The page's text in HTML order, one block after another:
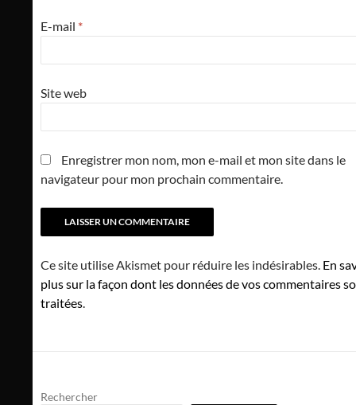
E-mail *
Site web
Enregistrer mon nom, mon e-mail et mon site dans le
navigateur pour mon prochain commentaire.
Ce site utilise Akismet pour réduire les indésirables. En
plus sur la façon dont les données de vos commentaires
traitées.
Rechercher